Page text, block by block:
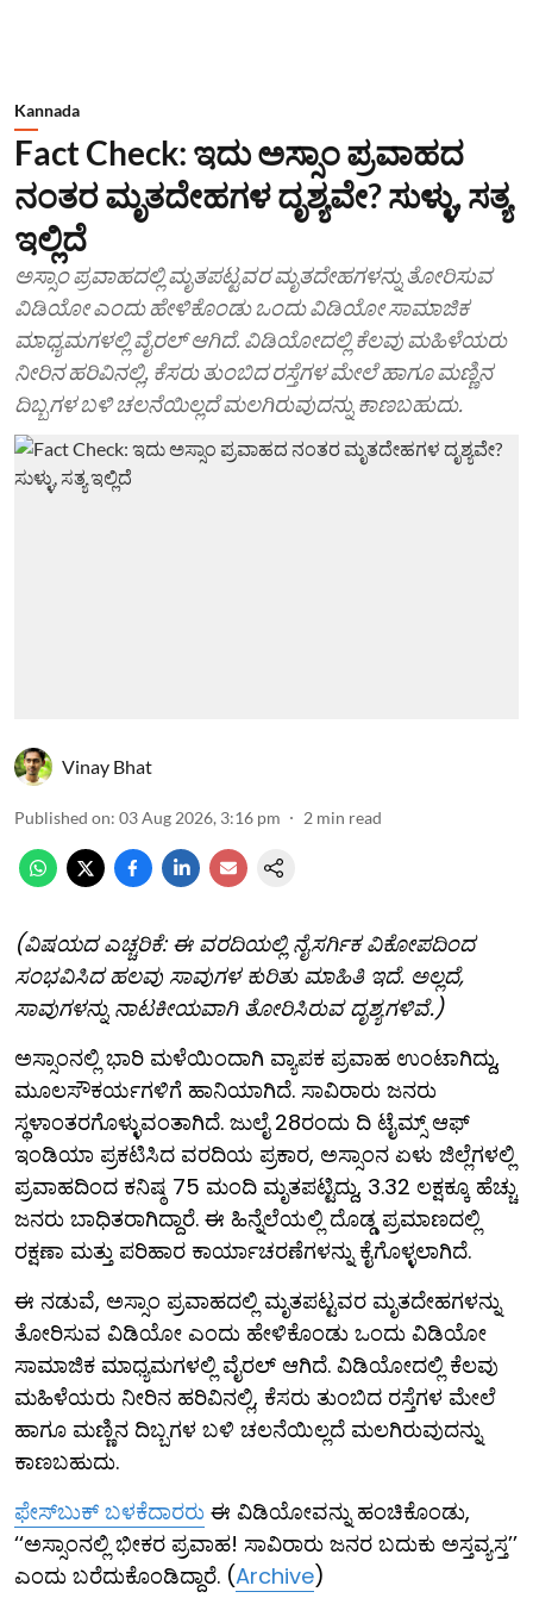
Kannada
Fact Check: ಇದು ಅಸ್ಸಾಂ ಪ್ರವಾಹದ
ನಂತರ ಮೃತದೇಹಗಳ ದೃಶ್ಯವೇ? ಸುಳ್ಳು, ಸತ್ಯ
ಇಲ್ಲಿದೆ
ಅಸ್ಸಾಂ ಪ್ರವಾಹದಲ್ಲಿ ಮೃತಪಟ್ಟವರ ಮೃತದೇಹಗಳನ್ನು ತೋರಿಸುವ
ವಿಡಿಯೋ ಎಂದು ಹೇಳಿಕೊಂಡು ಒಂದು ವಿಡಿಯೋ ಸಾಮಾಜಿಕ
ಮಾಧ್ಯಮಗಳಲ್ಲಿ ವೈರಲ್ ಆಗಿದೆ. ವಿಡಿಯೋದಲ್ಲಿ ಕೆಲವು ಮಹಿಳೆಯರು
ನೀರಿನ ಹರಿವಿನಲ್ಲಿ, ಕೆಸರು ತುಂಬಿದ ರಸ್ತೆಗಳ ಮೇಲೆ ಹಾಗೂ ಮಣ್ಣಿನ
ದಿಬ್ಬಗಳ ಬಳಿ ಚಲನೆಯಿಲ್ಲದೆ ಮಲಗಿರುವುದನ್ನು ಕಾಣಬಹುದು.
Vinay Bhat
Published on: 03 Aug 2026, 3:16 pm 2 min read
(ವಿಷಯದ ಎಚ್ಚರಿಕೆ: ಈ ವರದಿಯಲ್ಲಿ ನೈಸರ್ಗಿಕ ವಿಕೋಪದಿಂದ
ಸಂಭವಿಸಿದ ಹಲವು ಸಾವುಗಳ ಕುರಿತು ಮಾಹಿತಿ ಇದೆ. ಅಲ್ಲದೆ,
ಸಾವುಗಳನ್ನು ನಾಟಕೀಯವಾಗಿ ತೋರಿಸಿರುವ ದೃಶ್ಯಗಳಿವೆ.)
ಅಸ್ಸಾಂನಲ್ಲಿ ಭಾರಿ ಮಳೆಯಿಂದಾಗಿ ವ್ಯಾಪಕ ಪ್ರವಾಹ ಉಂಟಾಗಿದ್ದು,
ಮೂಲಸೌಕರ್ಯಗಳಿಗೆ ಹಾನಿಯಾಗಿದೆ. ಸಾವಿರಾರು ಜನರು
ಸ್ಥಳಾಂತರಗೊಳ್ಳುವಂತಾಗಿದೆ. ಜುಲೈ 28ರಂದು ದಿ ಟೈಮ್ಸ್ ಆಫ್
ಇಂಡಿಯಾ ಪ್ರಕಟಿಸಿದ ವರದಿಯ ಪ್ರಕಾರ, ಅಸ್ಸಾಂನ ಏಳು ಜಿಲ್ಲೆಗಳಲ್ಲಿ
ಪ್ರವಾಹದಿಂದ ಕನಿಷ್ಠ 75 ಮಂದಿ ಮೃತಪಟ್ಟಿದ್ದು, 3.32 ಲಕ್ಷಕ್ಕೂ ಹೆಚ್ಚು
ಜನರು ಬಾಧಿತರಾಗಿದ್ದಾರೆ. ಈ ಹಿನ್ನೆಲೆಯಲ್ಲಿ ದೊಡ್ಡ ಪ್ರಮಾಣದಲ್ಲಿ
ರಕ್ಷಣಾ ಮತ್ತು ಪರಿಹಾರ ಕಾರ್ಯಾಚರಣೆಗಳನ್ನು ಕೈಗೊಳ್ಳಲಾಗಿದೆ.
ಈ ನಡುವೆ, ಅಸ್ಸಾಂ ಪ್ರವಾಹದಲ್ಲಿ ಮೃತಪಟ್ಟವರ ಮೃತದೇಹಗಳನ್ನು
ತೋರಿಸುವ ವಿಡಿಯೋ ಎಂದು ಹೇಳಿಕೊಂಡು ಒಂದು ವಿಡಿಯೋ
ಸಾಮಾಜಿಕ ಮಾಧ್ಯಮಗಳಲ್ಲಿ ವೈರಲ್ ಆಗಿದೆ. ವಿಡಿಯೋದಲ್ಲಿ ಕೆಲವು
ಮಹಿಳೆಯರು ನೀರಿನ ಹರಿವಿನಲ್ಲಿ, ಕೆಸರು ತುಂಬಿದ ರಸ್ತೆಗಳ ಮೇಲೆ
ಹಾಗೂ ಮಣ್ಣಿನ ದಿಬ್ಬಗಳ ಬಳಿ ಚಲನೆಯಿಲ್ಲದೆ ಮಲಗಿರುವುದನ್ನು
ಕಾಣಬಹುದು.
ಫೇಸ್‌ಬುಕ್ ಬಳಕೆದಾರರು ಈ ವಿಡಿಯೋವನ್ನು ಹಂಚಿಕೊಂಡು,
‘‘ಅಸ್ಸಾಂನಲ್ಲಿ ಭೀಕರ ಪ್ರವಾಹ! ಸಾವಿರಾರು ಜನರ ಬದುಕು ಅಸ್ತವ್ಯಸ್ತ’’
ಎಂದು ಬರೆದುಕೊಂಡಿದ್ದಾರೆ. (Archive)